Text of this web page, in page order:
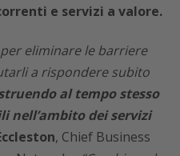
e servizi a valore.
eliminare le barriere
a rispondere subito
al tempo stesso
nell’ambito dei servizi
, Chief Business